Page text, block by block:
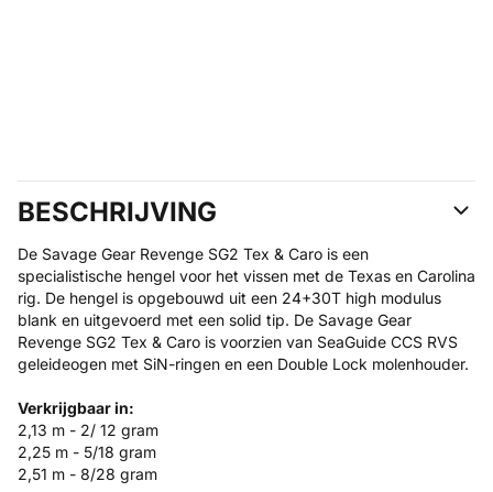
BESCHRIJVING
De Savage Gear Revenge SG2 Tex & Caro is een
specialistische hengel voor het vissen met de Texas en Carolina
rig. De hengel is opgebouwd uit een 24+30T high modulus
blank en uitgevoerd met een solid tip. De Savage Gear
Revenge SG2 Tex & Caro is voorzien van SeaGuide CCS RVS
geleideogen met SiN-ringen en een Double Lock molenhouder.
Verkrijgbaar in:
2,13 m - 2/ 12 gram
2,25 m - 5/18 gram
2,51 m - 8/28 gram